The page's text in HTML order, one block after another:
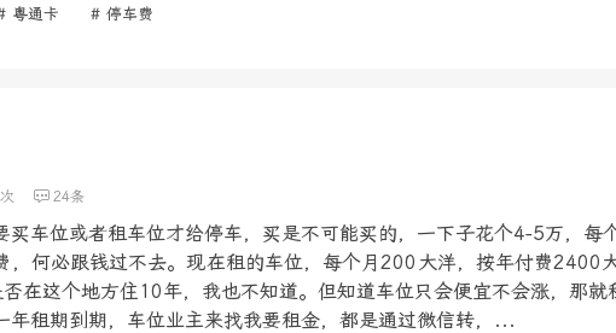
粤通卡 # 停车费
24条
买车位或者租车位才给停车，买是不可能买的，一下子花个4-5万，每
，何必跟钱过不去。现在租的车位，每个月200大洋，按年付费2400
在这个地方住10年，我也不知道。但知道车位只会便宜不会涨，那就
年租期到期，车位业主来找我要租金，都是通过微信转，...